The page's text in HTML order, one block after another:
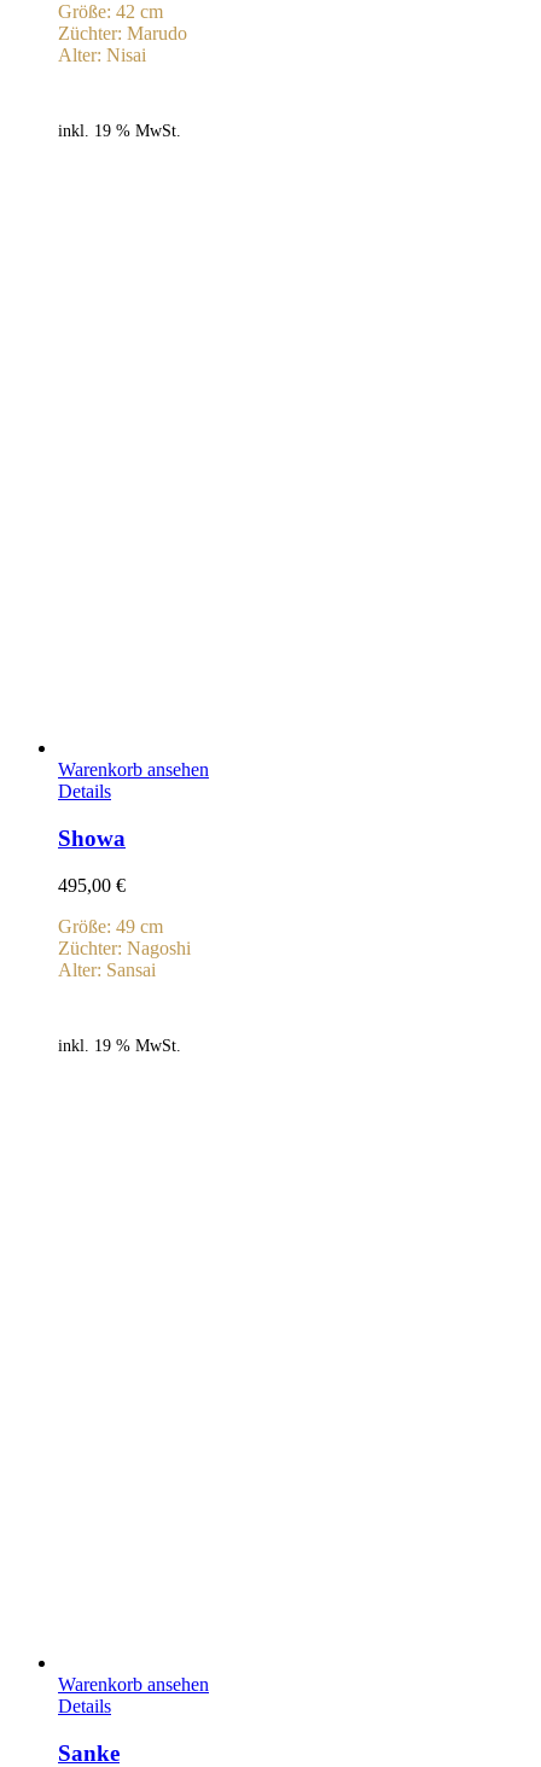
Größe: 42 cm
Züchter: Marudo
Alter: Nisai
inkl. 19 % MwSt.
Warenkorb ansehen
Details
Showa
495,00 €
Größe: 49 cm
Züchter: Nagoshi
Alter: Sansai
inkl. 19 % MwSt.
Warenkorb ansehen
Details
Sanke